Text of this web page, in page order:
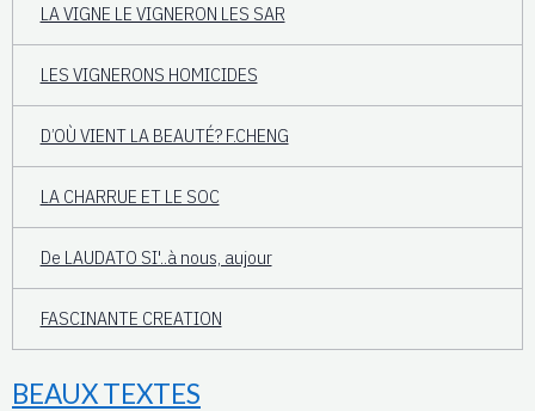
LA VIGNE LE VIGNERON LES SAR
LES VIGNERONS HOMICIDES
D’OÙ VIENT LA BEAUTÉ? F.CHENG
LA CHARRUE ET LE SOC
De LAUDATO SI'..à nous, aujour
FASCINANTE CREATION
BEAUX TEXTES